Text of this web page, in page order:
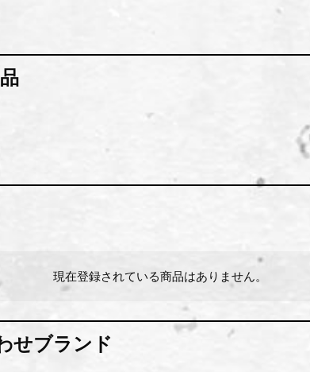
現在登録されている商品はありません。
せブランド